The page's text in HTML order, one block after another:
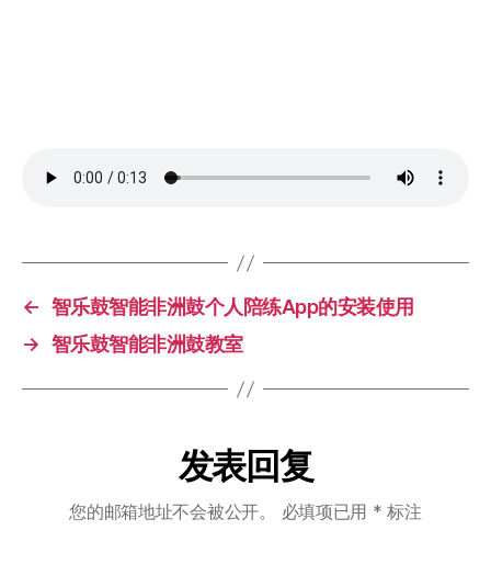
← 智乐鼓智能非洲鼓个人陪练App的安装使用
→ 智乐鼓智能非洲鼓教室
发表回复
您的邮箱地址不会被公开。 必填项已用 * 标注